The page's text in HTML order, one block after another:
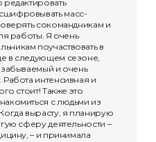
редактировать
масс-
сокомандникам и
работы. Я очень
поучаствовать в
в следующем сезоне,
и очень
интенсивная и
стоит! Также это
с людьми из
вырасту, я планирую
сферу деятельности –
– и принимала